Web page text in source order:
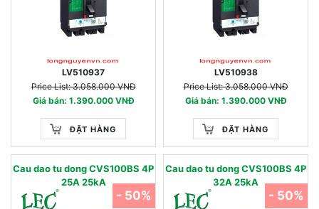
LV510937
Price List: 3.058.000 VNĐ
Giá bán: 1.390.000 VNĐ
ĐẶT HÀNG
LV510938
Price List: 3.058.000 VNĐ
Giá bán: 1.390.000 VNĐ
ĐẶT HÀNG
Cau dao tu dong CVS100BS 4P
25A 25kA
- 50%
Cau dao tu dong CVS100BS 4P
32A 25kA
- 50%